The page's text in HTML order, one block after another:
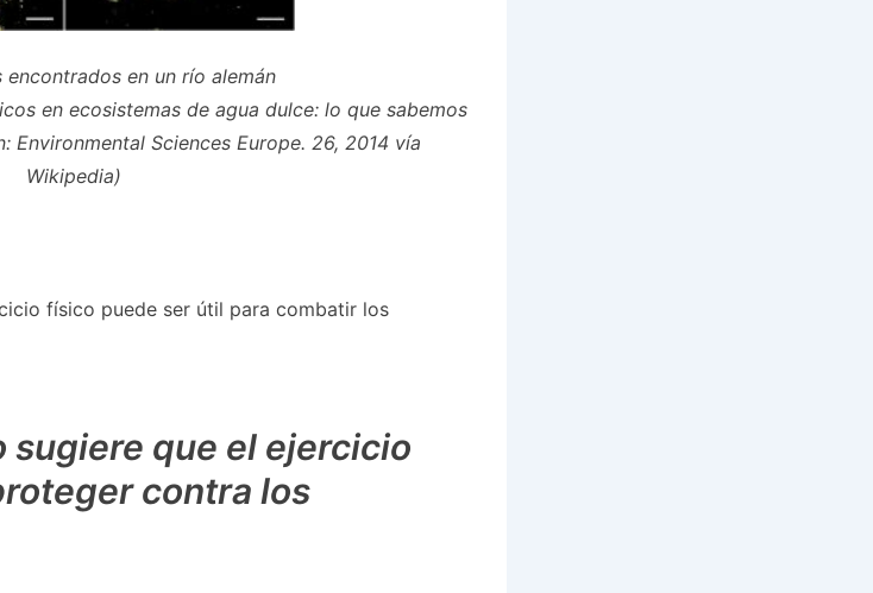
en un río alemán
en ecosistemas de agua dulce: lo que sabemos
Environmental Sciences Europe. 26, 2014 vía
Wikipedia)
físico puede ser útil para combatir los
sugiere que el ejercicio
contra los